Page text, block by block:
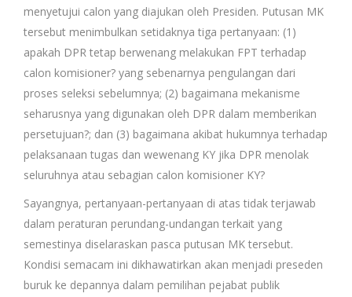
menyetujui calon yang diajukan oleh Presiden. Putusan MK
tersebut menimbulkan setidaknya tiga pertanyaan: (1)
apakah DPR tetap berwenang melakukan FPT terhadap
calon komisioner? yang sebenarnya pengulangan dari
proses seleksi sebelumnya; (2) bagaimana mekanisme
seharusnya yang digunakan oleh DPR dalam memberikan
persetujuan?; dan (3) bagaimana akibat hukumnya terhadap
pelaksanaan tugas dan wewenang KY jika DPR menolak
seluruhnya atau sebagian calon komisioner KY?
Sayangnya, pertanyaan-pertanyaan di atas tidak terjawab
dalam peraturan perundang-undangan terkait yang
semestinya diselaraskan pasca putusan MK tersebut.
Kondisi semacam ini dikhawatirkan akan menjadi preseden
buruk ke depannya dalam pemilihan pejabat publik